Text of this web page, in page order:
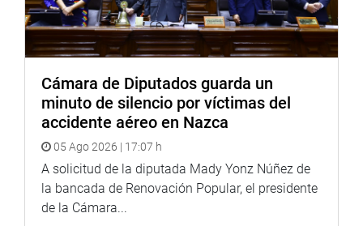
de Pensiones (SPP). Con ello, se busca unificar criterios y
garantizar un ingreso mínimo digno durante la etapa de
jubilación”, manifestó el representante del Consejo
Nacional de Educación.
OFICINA DE COMUNICACIONES E IMAGEN
INSTITUCIONAL
Cámara de Diputados guarda un
minuto de silencio por víctimas del
accidente aéreo en Nazca
05 Ago 2026 | 17:07 h
A solicitud de la diputada Mady Yonz Núñez de
la bancada de Renovación Popular, el presidente
de la Cámara...